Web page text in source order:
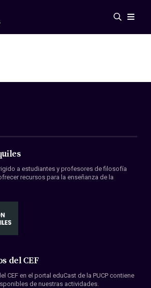
a estudiantes y profesores de filosofía
recursos para la enseñanza de la
del CEF
CEF en el portal eduCast de la PUCP contiene
de nuestras actividades.